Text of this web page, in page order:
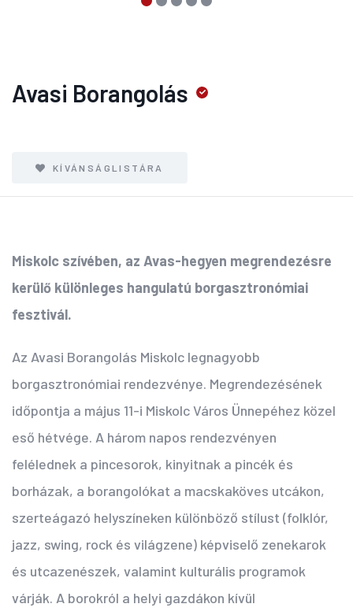
Avasi Borangolás
KÍVÁNSÁGLISTÁRA
Miskolc szívében, az Avas-hegyen megrendezésre
kerülő különleges hangulatú borgasztronómiai
fesztivál.
Az Avasi Borangolás Miskolc legnagyobb
borgasztronómiai rendezvénye. Megrendezésének
időpontja a május 11-i Miskolc Város Ünnepéhez közel
eső hétvége. A három napos rendezvényen
felélednek a pincesorok, kinyitnak a pincék és
borházak, a borangolókat a macskaköves utcákon,
szerteágazó helyszíneken különböző stílust (folklór,
jazz, swing, rock és világzene) képviselő zenekarok
és utcazenészek, valamint kulturális programok
várják. A borokról a helyi gazdákon kívül